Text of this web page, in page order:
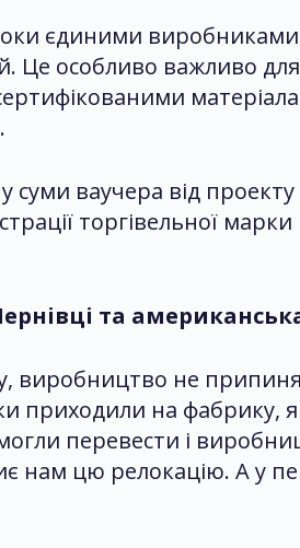
єдиними виробниками
Це особливо важливо
ваучера від
торгівельної
та
виробництво не
приходили на фабрику,
перевести і
нам цю релокацію. А у